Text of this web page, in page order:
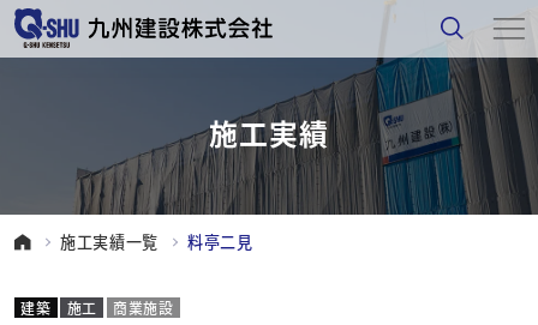
施工実績
施工実績一覧 料亭二見
建築 施工 商業施設